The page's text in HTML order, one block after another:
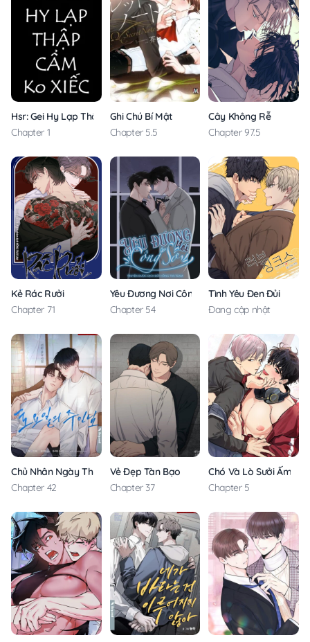
Hsr: Gei Hy Lạp Thập Cẩm Không Xiếc
Chapter 1
Ghi Chú Bí Mật
Chapter 5.5
Cây Không Rễ
Chapter 97.5
Kẻ Rác Rưởi
Chapter 71
Yêu Đương Nơi Công Sở
Chapter 54
Tình Yêu Đen Đủi
Đang cập nhật
Chủ Nhân Ngày Thứ Bảy
Chapter 42
Vẻ Đẹp Tàn Bạo
Chapter 37
Chó Và Lò Sưởi Ấm
Chapter 5